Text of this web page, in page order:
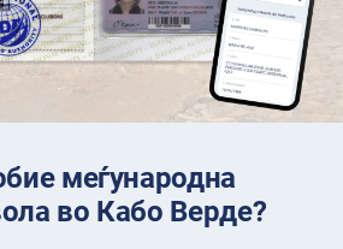
меѓународна
во Кабо Верде?